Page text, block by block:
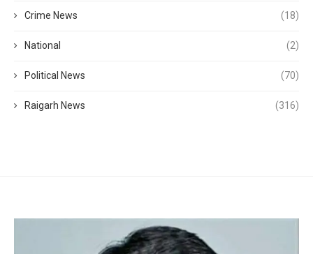
Crime News (18)
National (2)
Political News (70)
Raigarh News (316)